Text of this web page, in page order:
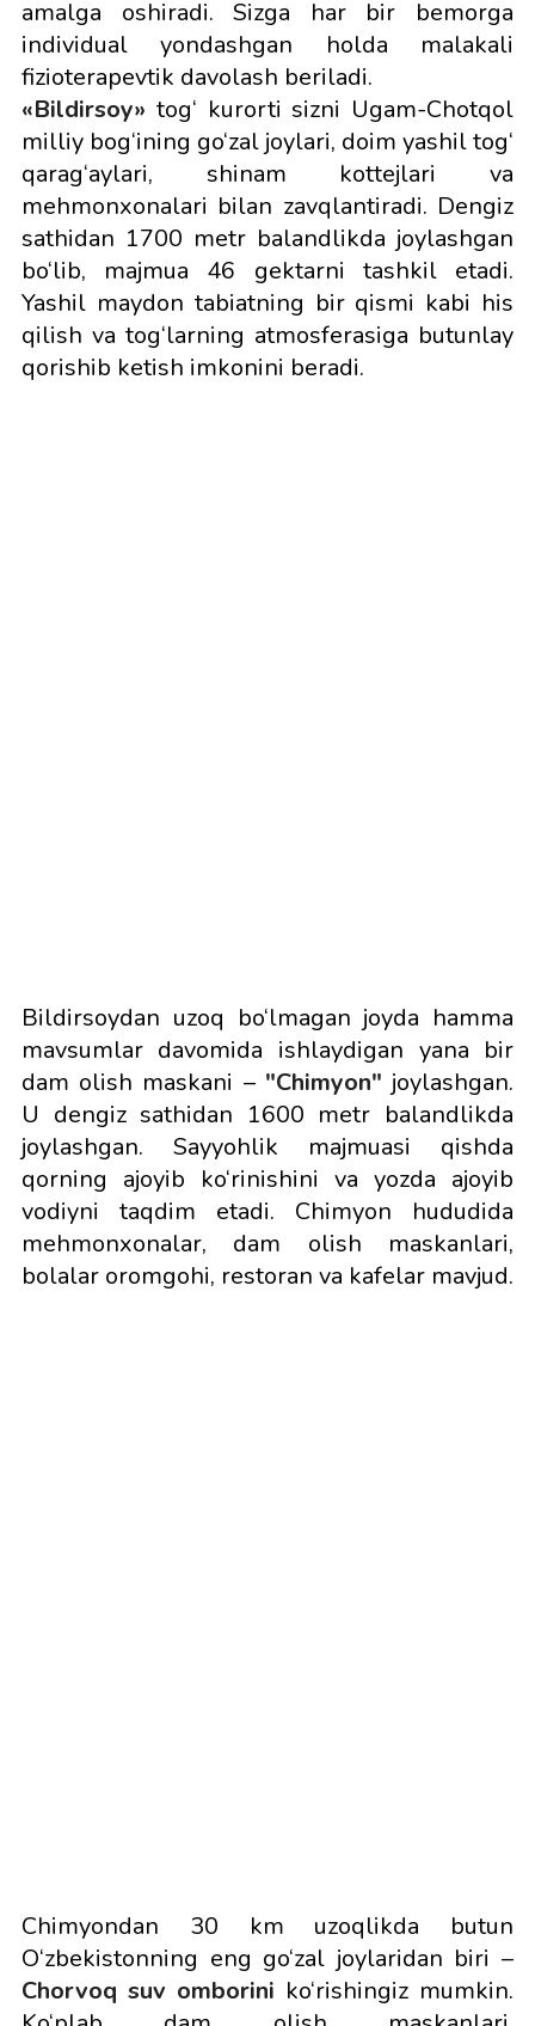
amalga oshiradi. Sizga har bir bemorga
individual yondashgan holda malakali
fizioterapevtik davolash beriladi.
«Bildirsoy» tog‘ kurorti sizni Ugam-Chotqol
milliy bog‘ining go‘zal joylari, doim yashil tog‘
qarag‘aylari, shinam kottejlari va
mehmonxonalari bilan zavqlantiradi. Dengiz
sathidan 1700 metr balandlikda joylashgan
bo‘lib, majmua 46 gektarni tashkil etadi.
Yashil maydon tabiatning bir qismi kabi his
qilish va tog‘larning atmosferasiga butunlay
qorishib ketish imkonini beradi.
Bildirsoydan uzoq bo‘lmagan joyda hamma
mavsumlar davomida ishlaydigan yana bir
dam olish maskani –"Chimyon" joylashgan.
U dengiz sathidan 1600 metr balandlikda
joylashgan. Sayyohlik majmuasi qishda
qorning ajoyib ko‘rinishini va yozda ajoyib
vodiyni taqdim etadi. Chimyon hududida
mehmonxonalar, dam olish maskanlari,
bolalar oromgohi, restoran va kafelar mavjud.
Chimyondan 30 km uzoqlikda butun
O‘zbekistonning eng go‘zal joylaridan biri –
Chorvoq suv omborini ko‘rishingiz mumkin.